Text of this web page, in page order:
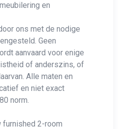
en
ons met de nodige
Geen
aanvaard voor enige
of anderszins, of
Alle maten en
en niet exact
norm.
furnished 2-room